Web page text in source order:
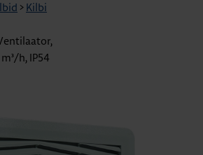
> Kilbi
h, IP54